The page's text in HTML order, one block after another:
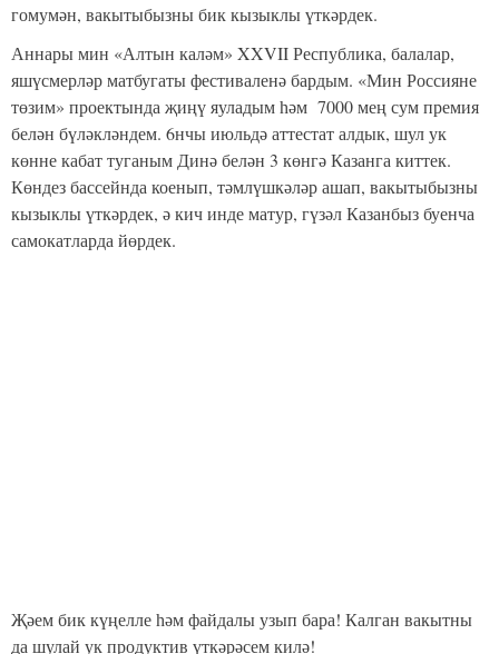
гомумән, вакытыбызны бик кызыклы үткәрдек.
Аннары мин «Алтын каләм» XXVII Республика, балалар,
яшүсмерләр матбугаты фестиваленә бардым. «Мин Россияне
төзим» проектында җиңү яуладым һәм 7000 мең сум премия
белән бүләкләндем. 6нчы июльдә аттестат алдык, шул ук
көнне кабат туганым Динә белән 3 көнгә Казанга киттек.
Көндез бассейнда коенып, тәмлүшкәләр ашап, вакытыбызны
кызыклы үткәрдек, ә кич инде матур, гүзәл Казанбыз буенча
самокатларда йөрдек.
Җәем бик күңелле һәм файдалы узып бара! Калган вакытны
да шулай ук продуктив үткәрәсем килә!